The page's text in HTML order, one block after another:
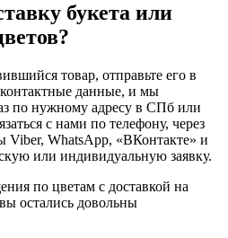
букета или
товар, отправьте его в
контактные данные, и мы
по нужному адресу в СПб или
с нами по телефону, через
Viber, WhatsApp, «ВКонтакте» и
или индивидуальную заявку.
по цветам с доставкой на
остались довольны